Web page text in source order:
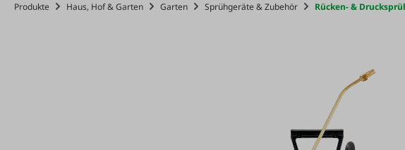
Produkte Haus, Hof & Garten Garten Sprühgeräte & Zubehör Rücken- &